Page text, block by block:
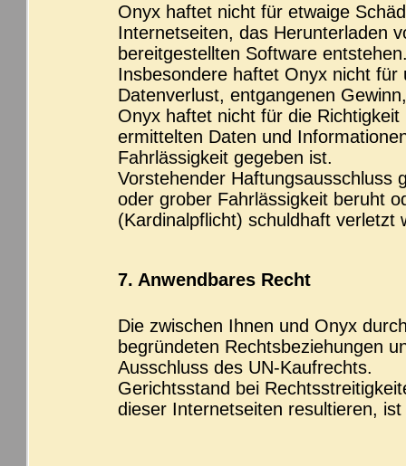
Onyx haftet nicht für etwaige
Internetseiten, das Herunterladen
bereitgestellten Software
Insbesondere haftet Onyx nicht
Datenverlust, entgangenen
Onyx haftet nicht für die
ermittelten Daten und
Fahrlässigkeit gegeben ist.
Vorstehender Haftungsausschluss
oder grober Fahrlässigkeit beruht
(Kardinalpflicht) schuldhaft verletzt
7. Anwendbares Recht
Die zwischen Ihnen und Onyx
begründeten Rechtsbeziehungen
Ausschluss des UN-Kaufrechts.
Gerichtsstand bei
dieser Internetseiten resultieren,